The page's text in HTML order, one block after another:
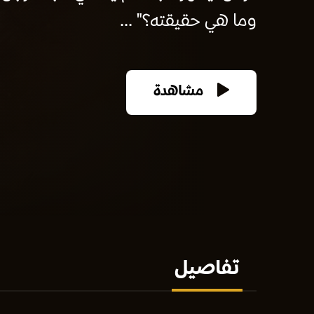
وما هي حقيقته؟" ...
مشاهدة
تفاصيل